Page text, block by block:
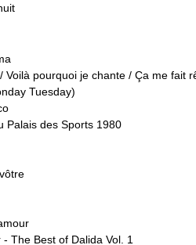
Voilà pourquoi je chante / Ça me fait
Tuesday)
Palais des Sports 1980
The Best of Dalida Vol. 1